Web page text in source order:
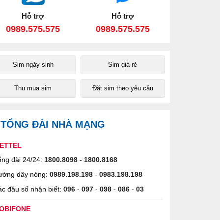
Hỗ trợ
0989.575.575
Hỗ trợ
0989.575.575
Sim ngày sinh Sim giá rẻ
Thu mua sim Đặt sim theo yêu cầu
TỔNG ĐÀI NHÀ MẠNG
đài 24/24: 1800.8098 - 1800.8168
dây nóng: 0989.198.198 - 0983.198.198
đầu số nhận biết: 096 - 097 - 098 - 086 - 03